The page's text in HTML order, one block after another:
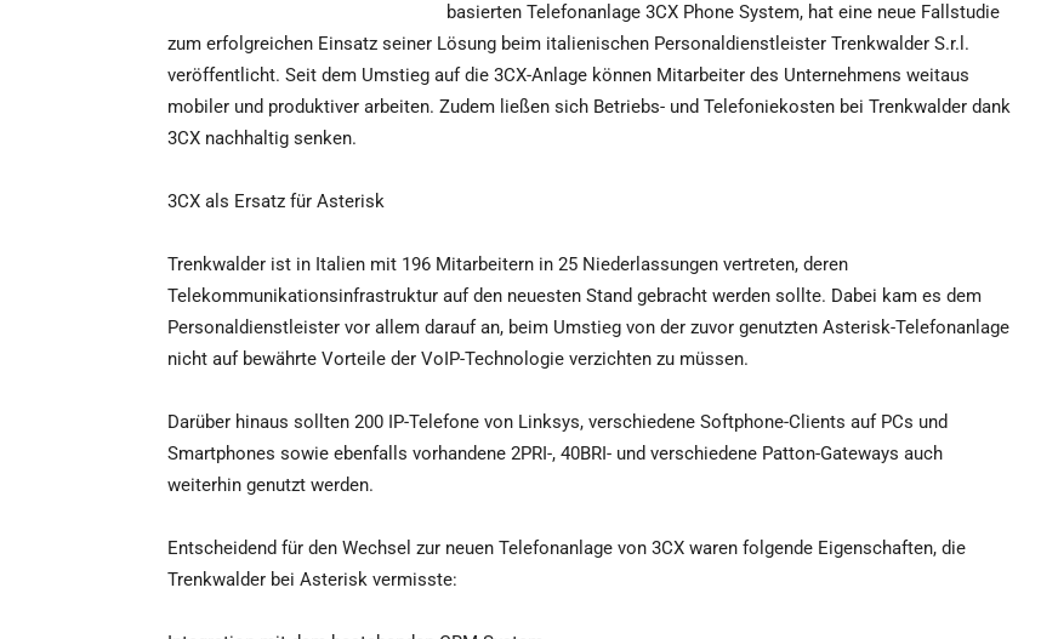
basierten Telefonanlage 3CX Phone System, hat eine neue Fallstudie
zum erfolgreichen Einsatz seiner Lösung beim italienischen Personaldienstleister Trenkwalder S.r.l.
veröffentlicht. Seit dem Umstieg auf die 3CX-Anlage können Mitarbeiter des Unternehmens weitaus
mobiler und produktiver arbeiten. Zudem ließen sich Betriebs- und Telefoniekosten bei Trenkwalder dank
3CX nachhaltig senken.
3CX als Ersatz für Asterisk
Trenkwalder ist in Italien mit 196 Mitarbeitern in 25 Niederlassungen vertreten, deren
Telekommunikationsinfrastruktur auf den neuesten Stand gebracht werden sollte. Dabei kam es dem
Personaldienstleister vor allem darauf an, beim Umstieg von der zuvor genutzten Asterisk-Telefonanlage
nicht auf bewährte Vorteile der VoIP-Technologie verzichten zu müssen.
Darüber hinaus sollten 200 IP-Telefone von Linksys, verschiedene Softphone-Clients auf PCs und
Smartphones sowie ebenfalls vorhandene 2PRI-, 40BRI- und verschiedene Patton-Gateways auch
weiterhin genutzt werden.
Entscheidend für den Wechsel zur neuen Telefonanlage von 3CX waren folgende Eigenschaften, die
Trenkwalder bei Asterisk vermisste: